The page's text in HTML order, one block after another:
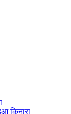
किनारा